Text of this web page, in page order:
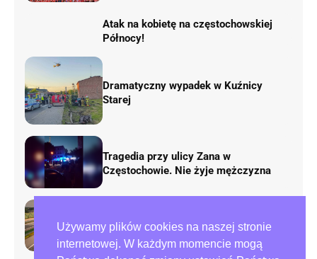
Używamy plików cookies na naszej stronie
internetowej. W każdym momencie mogą
Atak na kobietę na częstochowskiej
Północy!
Dramatyczny wypadek w Kuźnicy
Starej
Tragedia przy ulicy Zana w
Częstochowie. Nie żyje mężczyzna
autostradzie A1. Będą duże zmiany w
ruchu